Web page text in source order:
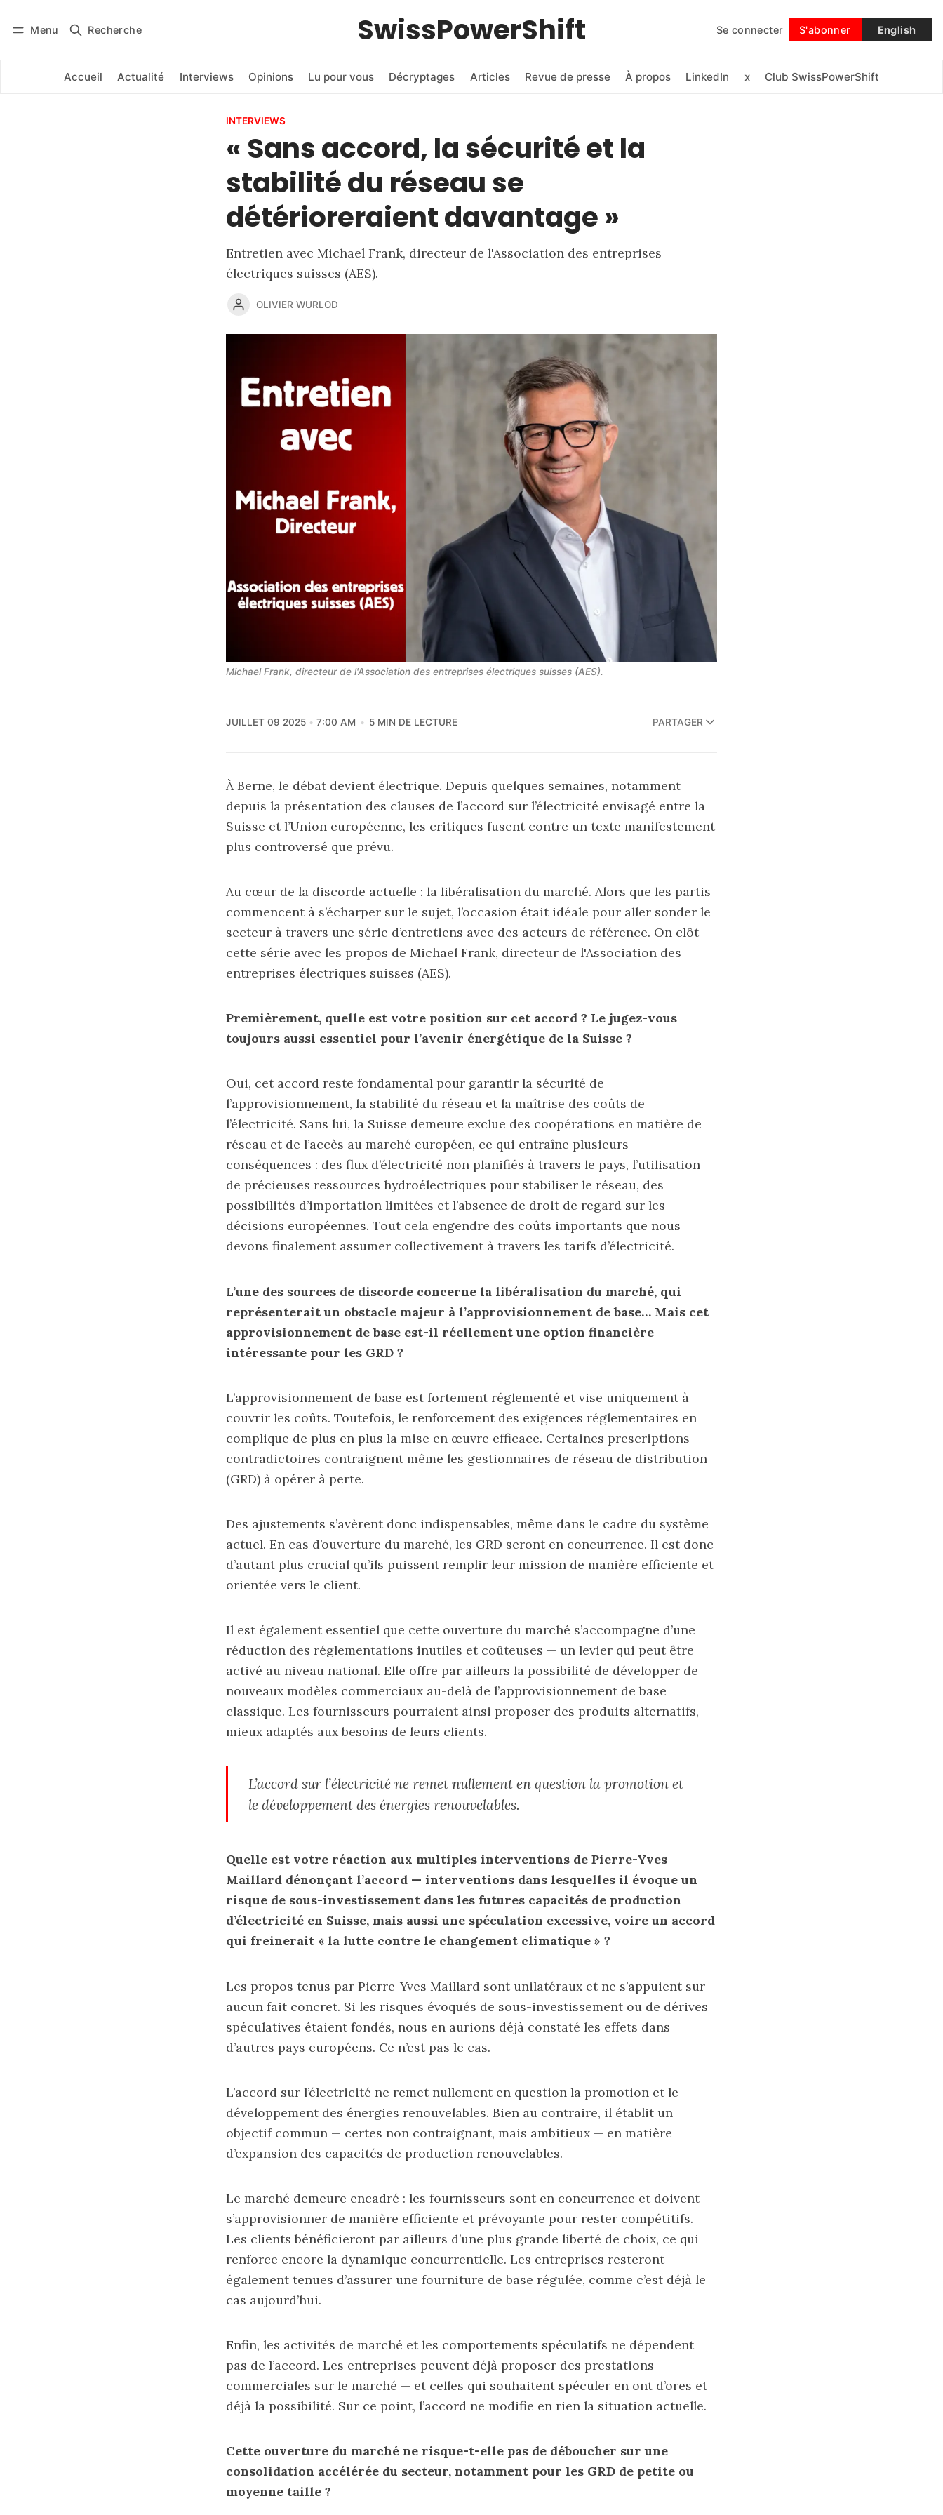
Menu Recherche SwissPowerShift Se connecter S'abonner English
Accueil Actualité Interviews Opinions Lu pour vous Décryptages Articles Revue de presse À propos LinkedIn x Club SwissPowerShift
Se connecter Suivre
INTERVIEWS
« Sans accord, la sécurité et la
stabilité du réseau se
détérioreraient davantage »
Entretien avec Michael Frank, directeur de l'Association des entreprises
électriques suisses (AES).
OLIVIER WURLOD
Michael Frank, directeur de l'Association des entreprises électriques suisses (AES).
JUILLET 09 2025 7:00 AM 5 MIN DE LECTURE PARTAGER
À Berne, le débat devient électrique. Depuis quelques semaines, notamment
depuis la présentation des clauses de l’accord sur l’électricité envisagé entre la
Suisse et l’Union européenne, les critiques fusent contre un texte manifestement
plus controversé que prévu.
Au cœur de la discorde actuelle : la libéralisation du marché. Alors que les partis
commencent à s’écharper sur le sujet, l’occasion était idéale pour aller sonder le
secteur à travers une série d’entretiens avec des acteurs de référence. On clôt
cette série avec les propos de Michael Frank, directeur de l'Association des
entreprises électriques suisses (AES).
Premièrement, quelle est votre position sur cet accord ? Le jugez-vous
toujours aussi essentiel pour l’avenir énergétique de la Suisse ?
Oui, cet accord reste fondamental pour garantir la sécurité de
l’approvisionnement, la stabilité du réseau et la maîtrise des coûts de
l’électricité. Sans lui, la Suisse demeure exclue des coopérations en matière de
réseau et de l’accès au marché européen, ce qui entraîne plusieurs
conséquences : des flux d’électricité non planifiés à travers le pays, l’utilisation
de précieuses ressources hydroélectriques pour stabiliser le réseau, des
possibilités d’importation limitées et l’absence de droit de regard sur les
décisions européennes. Tout cela engendre des coûts importants que nous
devons finalement assumer collectivement à travers les tarifs d’électricité.
L’une des sources de discorde concerne la libéralisation du marché, qui
représenterait un obstacle majeur à l’approvisionnement de base… Mais cet
approvisionnement de base est-il réellement une option financière
intéressante pour les GRD ?
L’approvisionnement de base est fortement réglementé et vise uniquement à
couvrir les coûts. Toutefois, le renforcement des exigences réglementaires en
complique de plus en plus la mise en œuvre efficace. Certaines prescriptions
contradictoires contraignent même les gestionnaires de réseau de distribution
(GRD) à opérer à perte.
Des ajustements s’avèrent donc indispensables, même dans le cadre du système
actuel. En cas d’ouverture du marché, les GRD seront en concurrence. Il est donc
d’autant plus crucial qu’ils puissent remplir leur mission de manière efficiente et
orientée vers le client.
Il est également essentiel que cette ouverture du marché s’accompagne d’une
réduction des réglementations inutiles et coûteuses — un levier qui peut être
activé au niveau national. Elle offre par ailleurs la possibilité de développer de
nouveaux modèles commerciaux au-delà de l’approvisionnement de base
classique. Les fournisseurs pourraient ainsi proposer des produits alternatifs,
mieux adaptés aux besoins de leurs clients.
L’accord sur l’électricité ne remet nullement en question la promotion et
le développement des énergies renouvelables.
Quelle est votre réaction aux multiples interventions de Pierre-Yves
Maillard dénonçant l’accord — interventions dans lesquelles il évoque un
risque de sous-investissement dans les futures capacités de production
d’électricité en Suisse, mais aussi une spéculation excessive, voire un accord
qui freinerait « la lutte contre le changement climatique » ?
Les propos tenus par Pierre-Yves Maillard sont unilatéraux et ne s’appuient sur
aucun fait concret. Si les risques évoqués de sous-investissement ou de dérives
spéculatives étaient fondés, nous en aurions déjà constaté les effets dans
d’autres pays européens. Ce n’est pas le cas.
L’accord sur l’électricité ne remet nullement en question la promotion et le
développement des énergies renouvelables. Bien au contraire, il établit un
objectif commun — certes non contraignant, mais ambitieux — en matière
d’expansion des capacités de production renouvelables.
Le marché demeure encadré : les fournisseurs sont en concurrence et doivent
s’approvisionner de manière efficiente et prévoyante pour rester compétitifs.
Les clients bénéficieront par ailleurs d’une plus grande liberté de choix, ce qui
renforce encore la dynamique concurrentielle. Les entreprises resteront
également tenues d’assurer une fourniture de base régulée, comme c’est déjà le
cas aujourd’hui.
Enfin, les activités de marché et les comportements spéculatifs ne dépendent
pas de l’accord. Les entreprises peuvent déjà proposer des prestations
commerciales sur le marché — et celles qui souhaitent spéculer en ont d’ores et
déjà la possibilité. Sur ce point, l’accord ne modifie en rien la situation actuelle.
Cette ouverture du marché ne risque-t-elle pas de déboucher sur une
consolidation accélérée du secteur, notamment pour les GRD de petite ou
moyenne taille ?